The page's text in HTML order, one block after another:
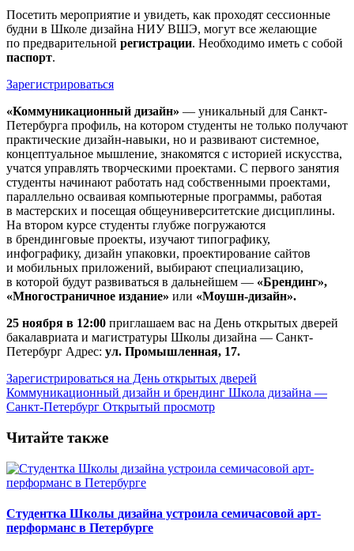
Посетить мероприятие и увидеть, как проходят сессионные
будни в Школе дизайна НИУ ВШЭ, могут все желающие
по предварительной регистрации. Необходимо иметь с собой
паспорт.
Зарегистрироваться
«Коммуникационный дизайн» — уникальный для Санкт-
Петербурга профиль, на котором студенты не только получают
практические дизайн-навыки, но и развивают системное,
концептуальное мышление, знакомятся с историей искусства,
учатся управлять творческими проектами. С первого занятия
студенты начинают работать над собственными проектами,
параллельно осваивая компьютерные программы, работая
в мастерских и посещая общеуниверситетские дисциплины.
На втором курсе студенты глубже погружаются
в брендинговые проекты, изучают типографику,
инфографику, дизайн упаковки, проектирование сайтов
и мобильных приложений, выбирают специализацию,
в которой будут развиваться в дальнейшем — «Брендинг»,
«Многостраничное издание» или «Моушн-дизайн».
25 ноября в 12:00 приглашаем вас на День открытых дверей
бакалавриата и магистратуры Школы дизайна — Санкт-
Петербург Адрес: ул. Промышленная, 17.
Зарегистрироваться на День открытых дверей
Коммуникационный дизайн и брендинг Школа дизайна —
Санкт-Петербург Открытый просмотр
Читайте также
Студентка Школы дизайна устроила семичасовой арт-
перформанс в Петербурге